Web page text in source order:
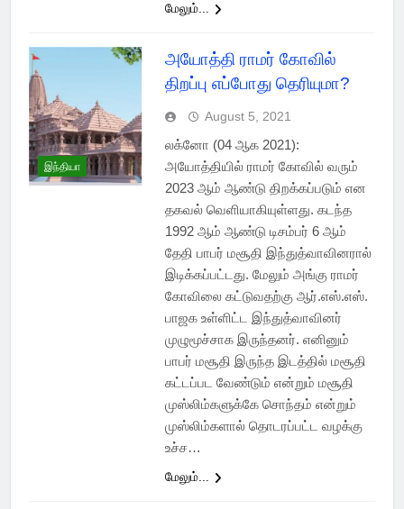
மேலும்...
இந்தியா
அயோத்தி ராமர் கோவில்
திறப்பு எப்போது தெரியுமா?
August 5, 2021
லக்னோ (04 ஆக 2021):
அயோத்தியில் ராமர் கோவில் வரும்
2023 ஆம் ஆண்டு திறக்கப்படும் என
தகவல் வெளியாகியுள்ளது. கடந்த
1992 ஆம் ஆண்டு டிசம்பர் 6 ஆம்
தேதி பாபர் மசூதி இந்துத்வாவினரால்
இடிக்கப்பட்டது. மேலும் அங்கு ராமர்
கோவிலை கட்டுவதற்கு ஆர்.எஸ்.எஸ்.
பாஜக உள்ளிட்ட இந்துத்வாவினர்
முழுமூச்சாக இருந்தனர். எனினும்
பாபர் மசூதி இருந்த இடத்தில் மசூதி
கட்டப்பட வேண்டும் என்றும் மசூதி
முஸ்லிம்களுக்கே சொந்தம் என்றும்
முஸ்லிம்களால் தொடரப்பட்ட வழக்கு
உச்ச…
மேலும்...